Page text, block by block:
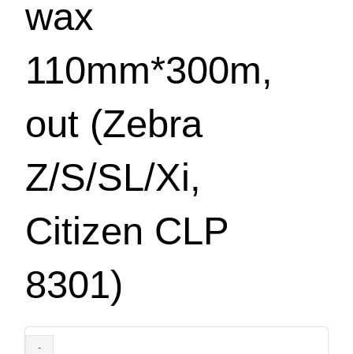
wax
110mm*300m,
out (Zebra
Z/S/SL/Xi,
Citizen CLP
8301)
-